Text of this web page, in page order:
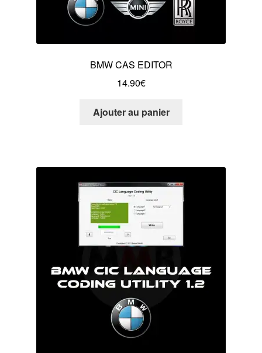
BMW CAS EDITOR
14.90€
Ajouter au panier